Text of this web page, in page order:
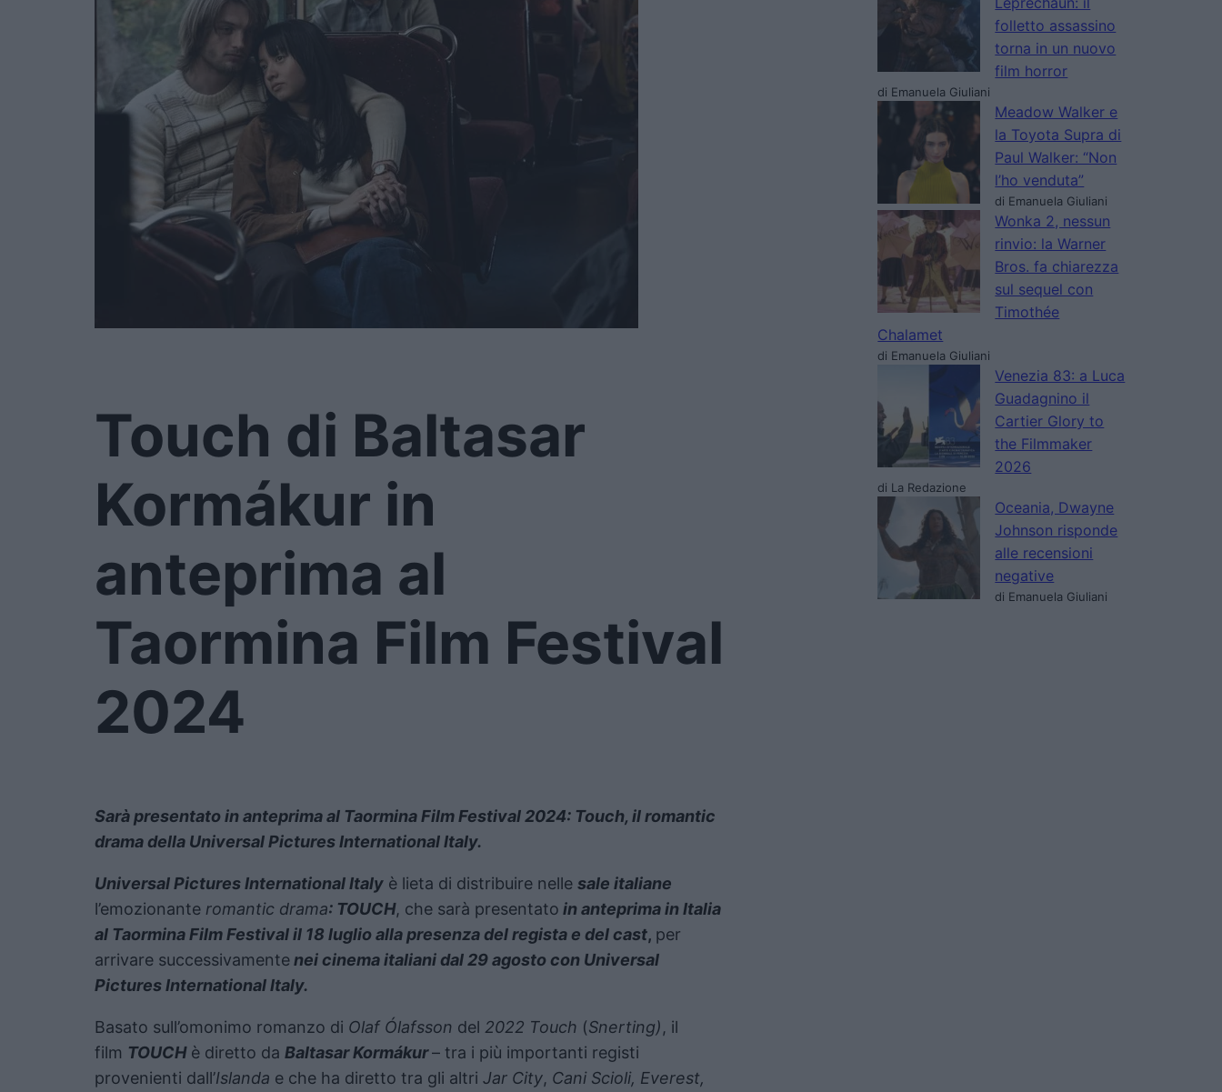
Touch di Baltasar
Kormákur in
anteprima al
Taormina Film Festival
2024
Sarà presentato in anteprima al Taormina Film Festival 2024: Touch, il romantic
drama della Universal Pictures International Italy.
Universal Pictures International Italy è lieta di distribuire nelle sale italiane
l’emozionante romantic drama: TOUCH, che sarà presentato in anteprima in Italia
al Taormina Film Festival il 18 luglio alla presenza del regista e del cast, per
arrivare successivamentenei cinema italiani dal 29 agosto con Universal
Pictures International Italy.
Basato sull’omonimo romanzo di Olaf Ólafsson del 2022 Touch (Snerting), il
film TOUCHè diretto da Baltasar Kormákur– tra i più importanti registi
provenienti dall’Islanda e che ha diretto tra gli altri Jar City, Cani Scioli, Everest,
folletto assassino
torna in un nuovo
film horror
di Emanuela Giuliani
Meadow Walker e
la Toyota Supra di
Paul Walker: “Non
l’ho venduta”
di Emanuela Giuliani
Wonka 2, nessun
rinvio: la Warner
Bros. fa chiarezza
sul sequel con
Timothée
Chalamet
di Emanuela Giuliani
Venezia 83: a Luca
Guadagnino il
Cartier Glory to
the Filmmaker
2026
di La Redazione
Oceania, Dwayne
Johnson risponde
alle recensioni
negative
di Emanuela Giuliani